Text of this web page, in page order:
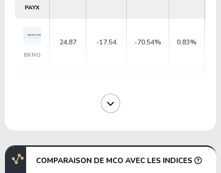
PAYX
BKNG
24.87 -17.54 -70.54% 0.83%
COMPARAISON DE MCO AVEC LES INDICES